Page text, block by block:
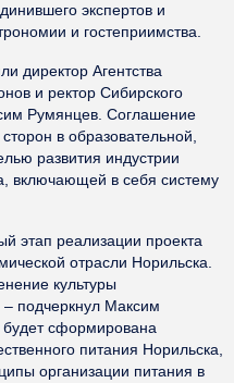
экспертов и
и гостеприимства.
директор Агентства
и ректор Сибирского
Румянцев. Соглашение
в образовательной,
развития индустрии
включающей в себя систему
этап реализации проекта
отрасли Норильска.
культуры
– подчеркнул Максим
сформирована
питания Норильска,
организации питания в